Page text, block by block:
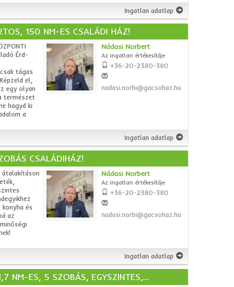
Ingatlan adatlap
150 NM-ES CSALÁDI HÁZ!
Érd-
tágas
el,
egy olyan
természet
hagyd ki
a
Nádasi Norbert
Az ingatlan értékesítője
+36-20-2380-380
nadasi.norbi@gacsohaz.hu
Ingatlan adatlap
CSALÁDIHÁZ!
átalakításon
és
az
Nádasi Norbert
Az ingatlan értékesítője
+36-20-2380-380
nadasi.norbi@gacsohaz.hu
Ingatlan adatlap
NM-ES, 5 SZOBÁS, EGYSZINTES,...